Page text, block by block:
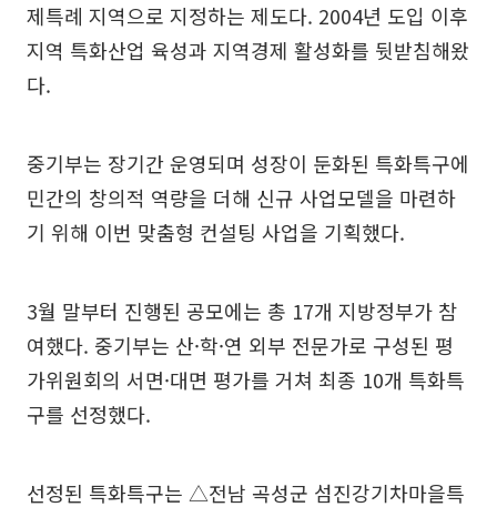
제특례 지역으로 지정하는 제도다. 2004년 도입 이후
지역 특화산업 육성과 지역경제 활성화를 뒷받침해왔
다.
중기부는 장기간 운영되며 성장이 둔화된 특화특구에
민간의 창의적 역량을 더해 신규 사업모델을 마련하
기 위해 이번 맞춤형 컨설팅 사업을 기획했다.
3월 말부터 진행된 공모에는 총 17개 지방정부가 참
여했다. 중기부는 산·학·연 외부 전문가로 구성된 평
가위원회의 서면·대면 평가를 거쳐 최종 10개 특화특
구를 선정했다.
선정된 특화특구는 △전남 곡성군 섬진강기차마을특